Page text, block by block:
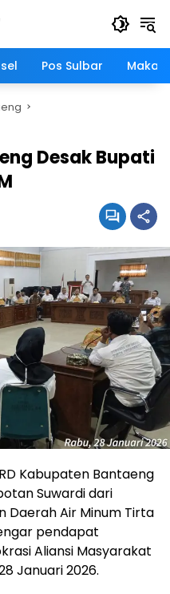
Pos Sulbar
Desak Bupati
Kabupaten Bantaeng
Suwardi dari
Daerah Air Minum Tirta
pendapat
Aliansi Masyarakat
Januari 2026.